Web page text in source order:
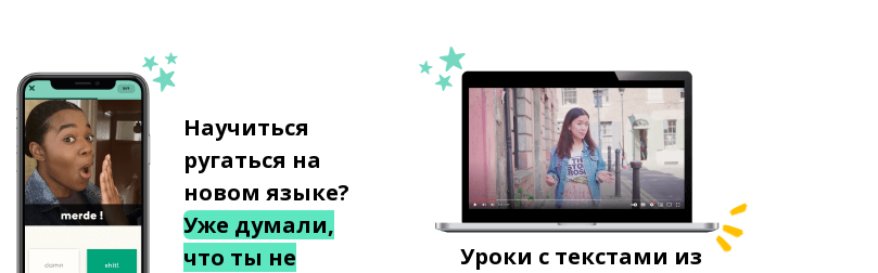
Научиться
ругаться на
новом языке?
Уже думали,
что ты не
Уроки с текстами из